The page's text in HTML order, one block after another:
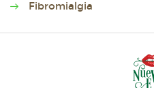
Fibromialgia